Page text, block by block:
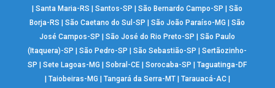
|Santa Maria-RS |Santos-SP |São Bernardo Campo-SP |São
Borja-RS
|São Caetano do Sul-SP |São João Paraíso-MG |São
José Campos-SP
|São José do Rio Preto-SP |São Paulo
(Itaquera)-SP
|São Pedro-SP |São Sebastião-SP |Sertãozinho-
SP
|Sete Lagoas-MG |Sobral-CE |Sorocaba-SP |Taguatinga-DF
Taiobeiras-MG Tangará da Serra-MT| Tarauacá-AC|